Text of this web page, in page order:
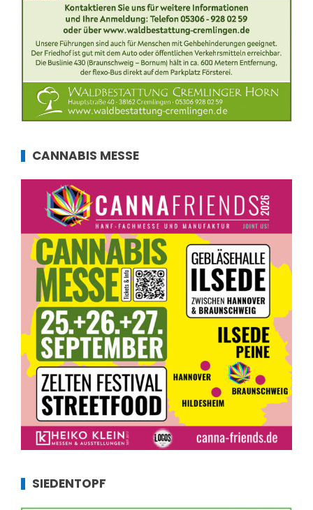
CANNABIS MESSE
SIEDENTOPF